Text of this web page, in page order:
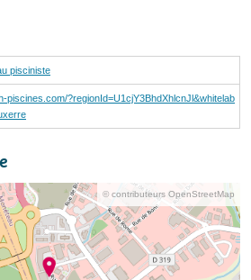
pisciniste
piscines.com/?regionId=U1cjY3BhdXhlcnJl&whitelab
© contributeurs OpenStreetMap